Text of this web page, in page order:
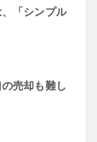
「シンプル
売却も難し